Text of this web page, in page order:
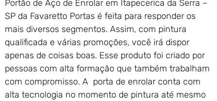
Portão de Aço de Enrolar em Itapecerica da Serra –
SP da Favaretto Portas é feita para responder os
mais diversos segmentos. Assim, com pintura
qualificada e várias promoções, você irá dispor
apenas de coisas boas. Esse produto foi criado por
pessoas com alta formação que também trabalham
com compromisso. A porta de enrolar conta com
alta tecnologia no momento de pintura até mesmo